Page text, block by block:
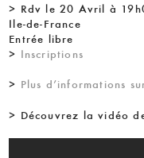
> Rdv le 20 Avril à
Ile-de-France
Entrée libre
> Inscriptions
> Plus d’informations
> Découvrez la vidéo